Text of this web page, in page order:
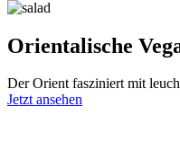
Orientalische
Der Orient fasziniert mit
Jetzt ansehen